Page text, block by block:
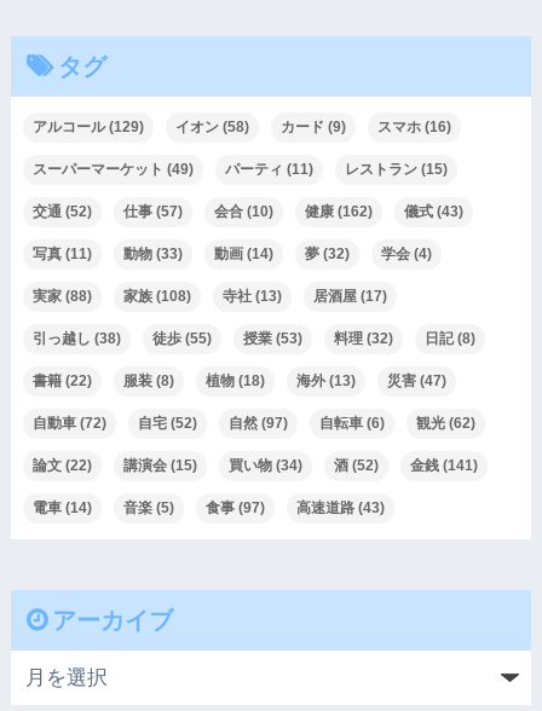
タグ
アルコール(129) イオン(58) カード (9) スマホ(16)
スーパーマーケット (49) パーティ (11) レストラン(15)
交通(52) 仕事(57) 会合(10) 健康(162) 儀式(43)
写真(11) 動物(33) 動画(14) 夢(32) 学会(4)
実家(88) 家族(108) 寺社(13) 居酒屋(17)
引っ越し (38) 徒歩(55) 授業(53) 料理(32) 日記(8)
書籍(22) 服装(8) 植物(18) 海外(13) 災害(47)
自動車(72) 自宅(52) 自然(97) 自転車(6) 観光(62)
論文(22) 講演会(15) 買い物(34) 酒(52) 金銭(141)
電車(14) 音楽(5) 食事(97) 高速道路(43)
アーカイブ